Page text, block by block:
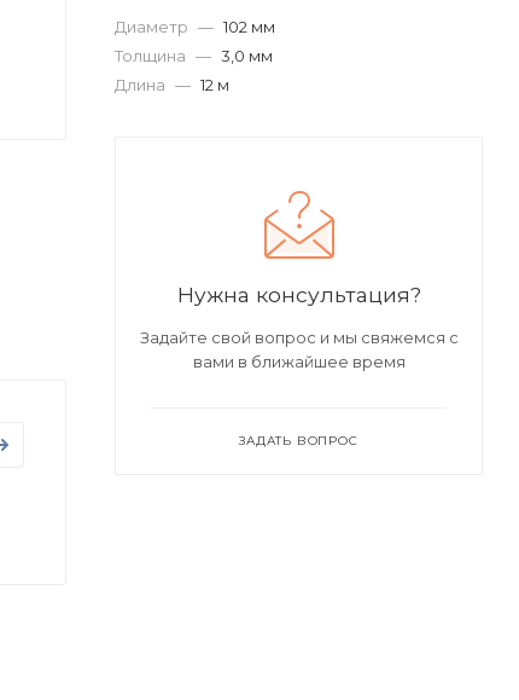
Диаметр — 102 мм
Толщина — 3,0 мм
Длина — 12 м
Нужна консультация?
Задайте свой вопрос и мы свяжемся с
вами в ближайшее время
ЗАДАТЬ ВОПРОС